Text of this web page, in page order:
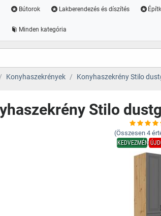
Bútorok Lakberendezés és díszítés
Minden kategória
Konyhaszekrények Konyhaszekrény Stilo
Stilo
(Összesen 4
KEDVEZMÉNY